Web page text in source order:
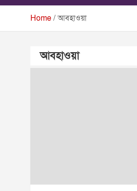
Home আবহাওয়া
আবহাওয়া